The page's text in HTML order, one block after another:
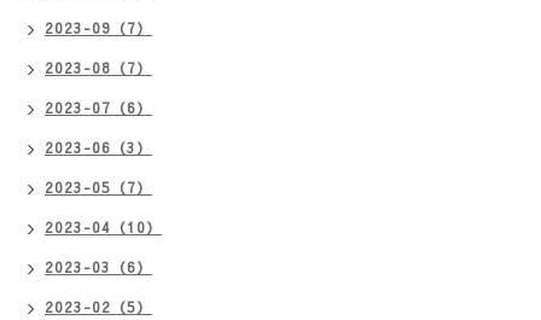
2023-09（7）
2023-08（7）
2023-07（6）
2023-06（3）
2023-05（7）
2023-04（10）
2023-03（6）
2023-02（5）